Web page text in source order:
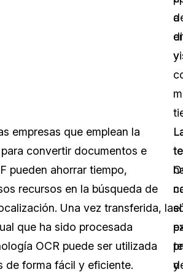
a
y
empresas que emplean la
convertir documentos e
pueden ahorrar tiempo,
recursos en la búsqueda de
Una vez transferida, la
que ha sido procesada
OCR puede ser utilizada
de forma fácil y eficiente.
el
y